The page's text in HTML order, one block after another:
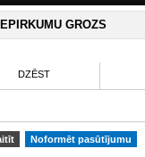
IEPIRKUMU GROZS
DZĒST